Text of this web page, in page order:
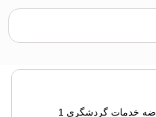
خدمات گردشگری 1